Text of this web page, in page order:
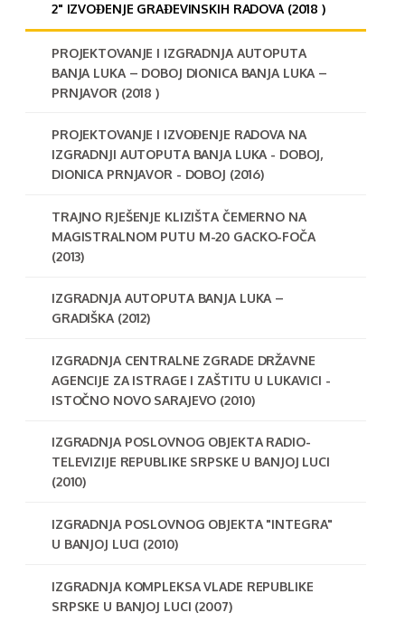
2" IZVOĐENJE GRAĐEVINSKIH RADOVA (2018 )
PROJEKTOVANJE I IZGRADNJA AUTOPUTA
BANJA LUKA – DOBOJ DIONICA BANJA LUKA –
PRNJAVOR (2018 )
PROJEKTOVANJE I IZVOĐENJE RADOVA NA
IZGRADNJI AUTOPUTA BANJA LUKA - DOBOJ,
DIONICA PRNJAVOR - DOBOJ (2016)
TRAJNO RJEŠENJE KLIZIŠTA ČEMERNO NA
MAGISTRALNOM PUTU M-20 GACKO-FOČA
(2013)
IZGRADNJA AUTOPUTA BANJA LUKA –
GRADIŠKA (2012)
IZGRADNJA CENTRALNE ZGRADE DRŽAVNE
AGENCIJE ZA ISTRAGE I ZAŠTITU U LUKAVICI -
ISTOČNO NOVO SARAJEVO (2010)
IZGRADNJA POSLOVNOG OBJEKTA RADIO-
TELEVIZIJE REPUBLIKE SRPSKE U BANJOJ LUCI
(2010)
IZGRADNJA POSLOVNOG OBJEKTA "INTEGRA"
U BANJOJ LUCI (2010)
IZGRADNJA KOMPLEKSA VLADE REPUBLIKE
SRPSKE U BANJOJ LUCI (2007)